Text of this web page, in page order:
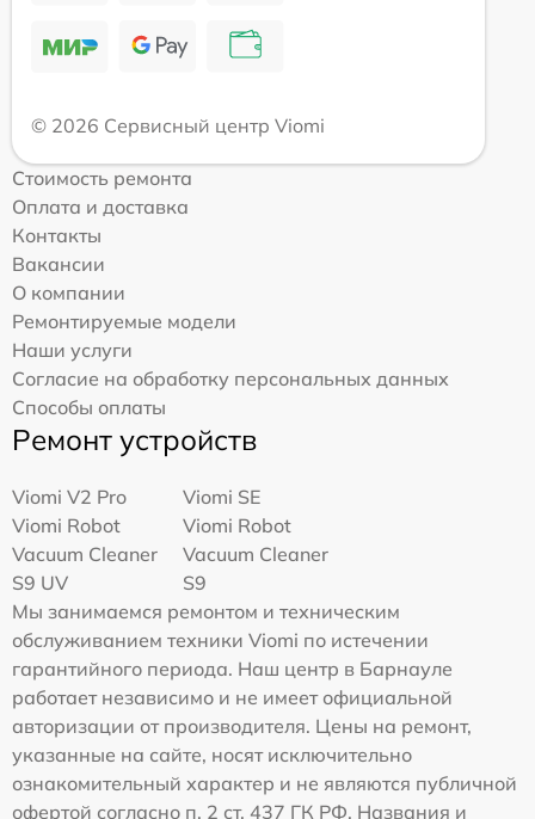
© 2026 Сервисный центр Viomi
Стоимость ремонта
Оплата и доставка
Контакты
Вакансии
О компании
Ремонтируемые модели
Наши услуги
Согласие на обработку персональных данных
Способы оплаты
Ремонт устройств
Viomi V2 Pro
Viomi SE
Viomi Robot
Vacuum Cleaner
S9 UV
Viomi Robot
Vacuum Cleaner
S9
Мы занимаемся ремонтом и техническим
обслуживанием техники Viomi по истечении
гарантийного периода. Наш центр в Барнауле
работает независимо и не имеет официальной
авторизации от производителя. Цены на ремонт,
указанные на сайте, носят исключительно
ознакомительный характер и не являются публичной
офертой согласно п. 2 ст. 437 ГК РФ. Названия и